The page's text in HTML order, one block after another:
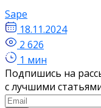
Sape
18.11.2024
2 626
1 мин
Подпишись на
с лучшими